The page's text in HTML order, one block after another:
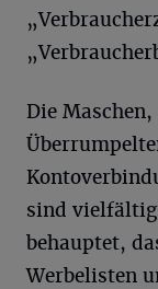
Die
sind
behauptet,
Werbelisten